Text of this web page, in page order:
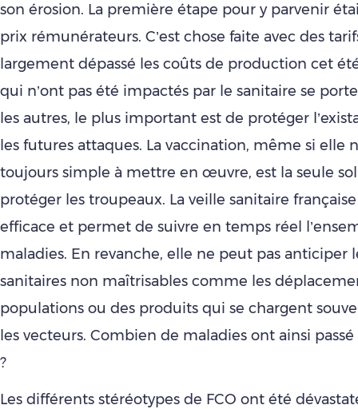
son érosion. La première étape pour y parvenir
prix rémunérateurs. C’est chose faite avec des
largement dépassé les coûts de production cet
qui n’ont pas été impactés par le sanitaire se
les autres, le plus important est de protéger
les futures attaques. La vaccination, même si elle
toujours simple à mettre en œuvre, est la seule
protéger les troupeaux. La veille sanitaire
efficace et permet de suivre en temps réel
maladies. En revanche, elle ne peut pas anticiper
sanitaires non maîtrisables comme les
populations ou des produits qui se chargent
les vecteurs. Combien de maladies ont ainsi
?
Les différents stéréotypes de FCO ont été